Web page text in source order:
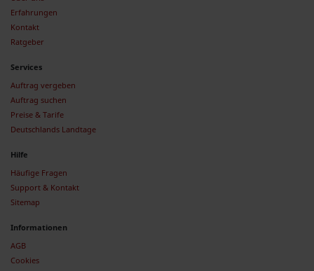
Erfahrungen
Kontakt
Ratgeber
Services
Auftrag vergeben
Auftrag suchen
Preise & Tarife
Deutschlands Landtage
Hilfe
Häufige Fragen
Support & Kontakt
Sitemap
Informationen
AGB
Cookies